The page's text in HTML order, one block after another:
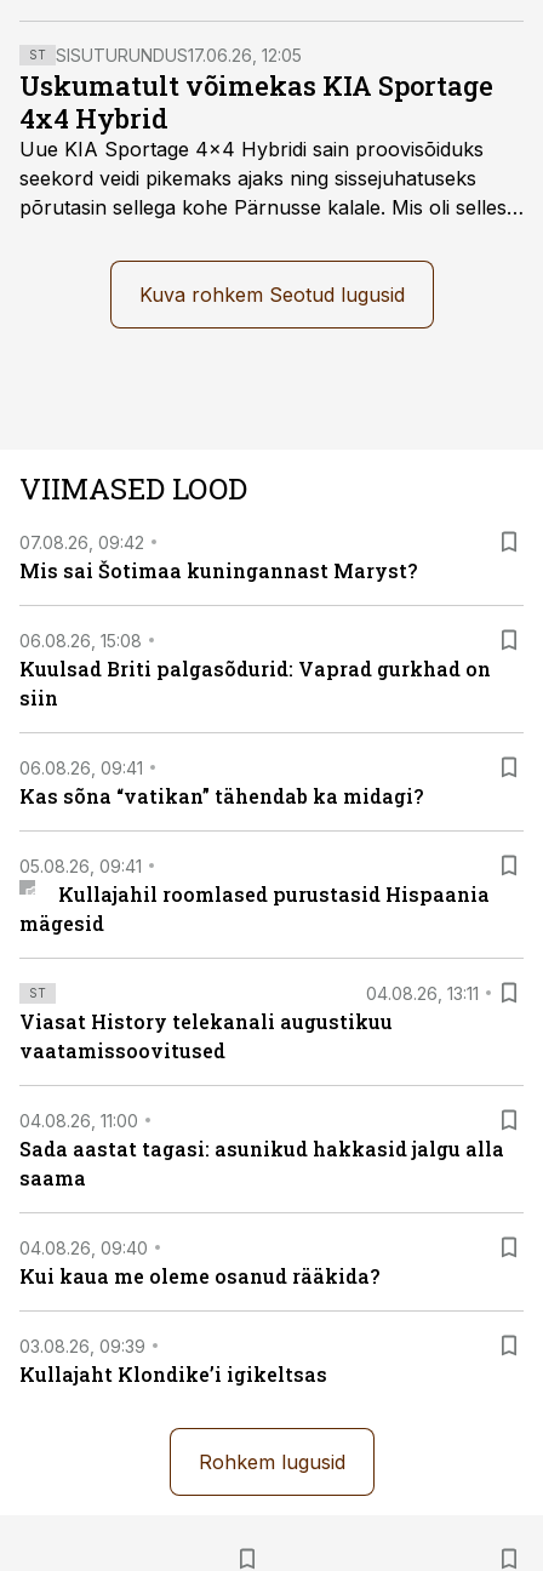
häiris Ateena tänavatel ligi 40 aastat neid inimesi, kes
tahtsid rahus oma igapäevatoimetusi teha.
ST SISUTURUNDUS17.06.26, 12:05
Uskumatult võimekas KIA Sportage
4x4 Hybrid
Uue KIA Sportage 4x4 Hybridi sain proovisõiduks
seekord veidi pikemaks ajaks ning sissejuhatuseks
põrutasin sellega kohe Pärnusse kalale. Mis oli selles
läbi järgnev lugu.
Kuva rohkem Seotud lugusid
VIIMASED LOOD
07.08.26, 09:42
Mis sai Šotimaa kuningannast Maryst?
06.08.26, 15:08
Kuulsad Briti palgasõdurid: Vaprad gurkhad on
siin
06.08.26, 09:41
Kas sõna “vatikan” tähendab ka midagi?
05.08.26, 09:41
Kullajahil roomlased purustasid Hispaania
mägesid
ST 04.08.26, 13:11
Viasat History telekanali augustikuu
vaatamissoovitused
04.08.26, 11:00
Sada aastat tagasi: asunikud hakkasid jalgu alla
saama
04.08.26, 09:40
Kui kaua me oleme osanud rääkida?
03.08.26, 09:39
Kullajaht Klondike’i igikeltsas
Rohkem lugusid